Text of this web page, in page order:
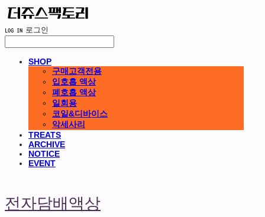
LOG IN 로그인
SHOP
구매고객전용
입호흡 액상
폐호흡 액상
일회용
코일&디바이스
악세사리
TREATS
ARCHIVE
NOTICE
EVENT
전자담배액상